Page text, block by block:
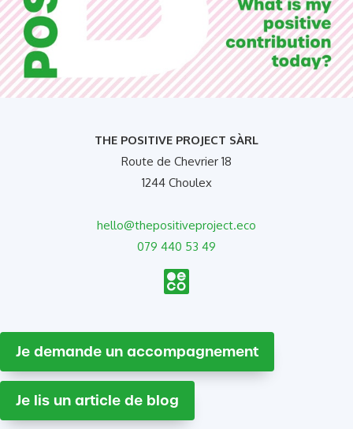
THE POSITIVE PROJECT SÀRL
Route de Chevrier 18
1244 Choulex
hello@thepositiveproject.eco
079 440 53 49
Je demande un accompagnement
Je lis un article de blog